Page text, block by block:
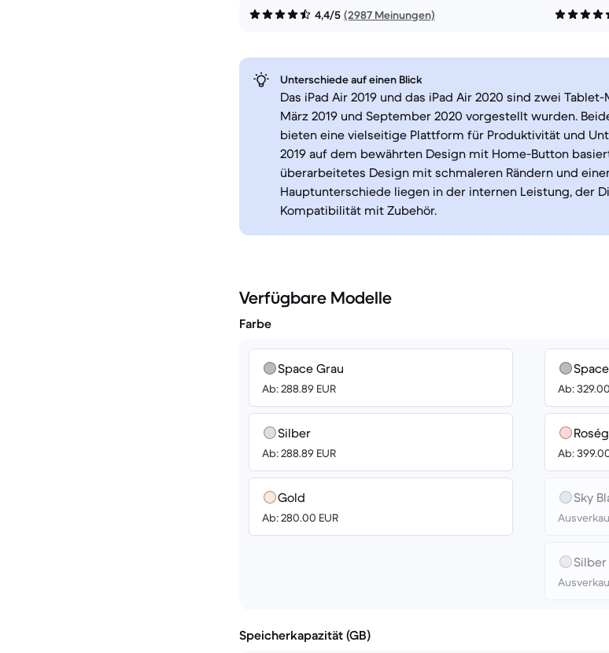
4,4/5 (2987 Meinungen)
Unterschiede auf einen Blick
Das iPad Air 2019 und das iPad Air 2020 sind zwei
März 2019 und September 2020 vorgestellt wurden.
bieten eine vielseitige Plattform für Produktivität und
2019 auf dem bewährten Design mit Home-Button
überarbeitetes Design mit schmaleren Rändern und
Hauptunterschiede liegen in der internen Leistung, der
Kompatibilität mit Zubehör.
Verfügbare Modelle
Farbe
Space Grau
Ab: 288.89 EUR
Silber
Ab: 288.89 EUR
Gold
Ab: 280.00 EUR
Ab:
Ab:
Sky
Silber
Speicherkapazität (GB)